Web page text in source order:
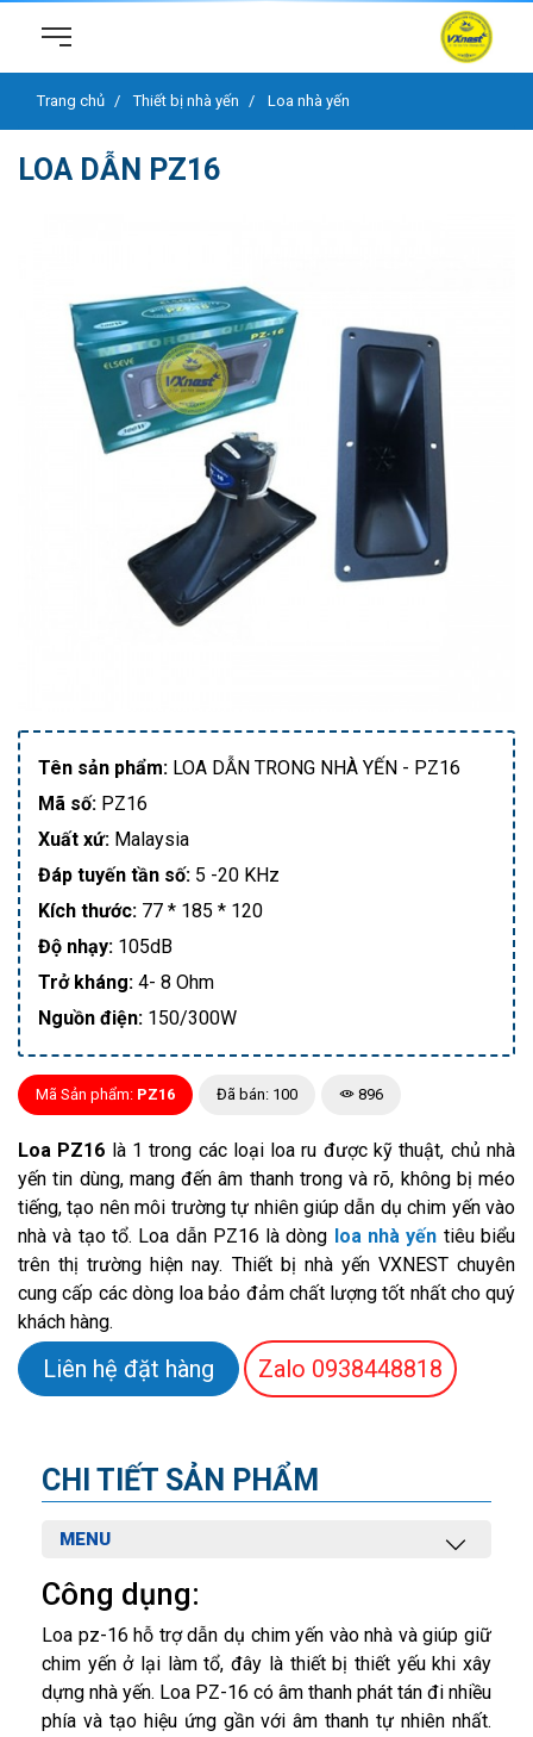
Trang chủ Thiết bị nhà yến Loa nhà yến
LOA DẪN PZ16
Tên sản phẩm: LOA DẪN TRONG NHÀ YẾN - PZ16
Mã số: PZ16
Xuất xứ: Malaysia
Đáp tuyến tần số: 5 -20 KHz
Kích thước: 77 * 185 * 120
Độ nhạy: 105dB
Trở kháng: 4- 8 Ohm
Nguồn điện: 150/300W
Mã Sản phẩm: PZ16 Đã bán: 100 896
Loa PZ16 là 1 trong các loại loa ru được kỹ thuật, chủ nhà
yến tin dùng, mang đến âm thanh trong và rõ, không bị méo
tiếng, tạo nên môi trường tự nhiên giúp dẫn dụ chim yến vào
nhà và tạo tổ. Loa dẫn PZ16 là dòng loa nhà yến tiêu biểu
trên thị trường hiện nay. Thiết bị nhà yến VXNEST chuyên
cung cấp các dòng loa bảo đảm chất lượng tốt nhất cho quý
khách hàng.
Liên hệ đặt hàng Zalo 0938448818
CHI TIẾT SẢN PHẨM
MENU
Công dụng:
Loa pz-16 hỗ trợ dẫn dụ chim yến vào nhà và giúp giữ
chim yến ở lại làm tổ, đây là thiết bị thiết yếu khi xây
dựng nhà yến. Loa PZ-16 có âm thanh phát tán đi nhiều
phía và tạo hiệu ứng gần với âm thanh tự nhiên nhất.